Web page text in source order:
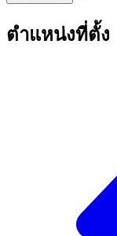
ตำแหน่งที่ตั้ง